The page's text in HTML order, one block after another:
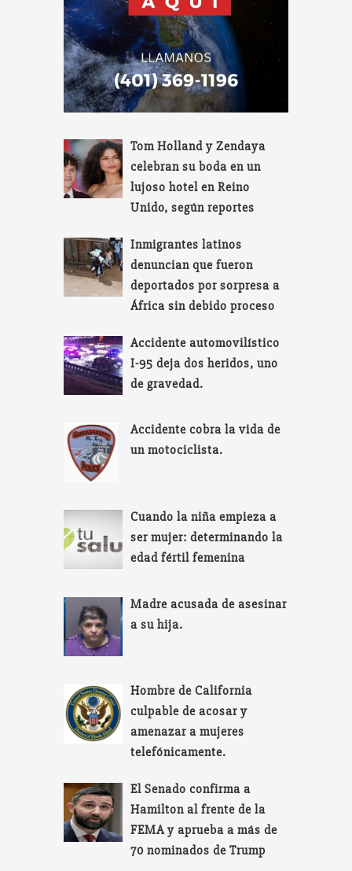
Tom Holland y Zendaya
celebran su boda en un
lujoso hotel en Reino
Unido, según reportes
Inmigrantes latinos
denuncian que fueron
deportados por sorpresa a
África sin debido proceso
Accidente automovilístico
I-95 deja dos heridos, uno
de gravedad.
Accidente cobra la vida de
un motociclista.
Cuando la niña empieza a
ser mujer: determinando la
edad fértil femenina
Madre acusada de asesinar
a su hija.
Hombre de California
culpable de acosar y
amenazar a mujeres
telefónicamente.
El Senado confirma a
Hamilton al frente de la
FEMA y aprueba a más de
70 nominados de Trump